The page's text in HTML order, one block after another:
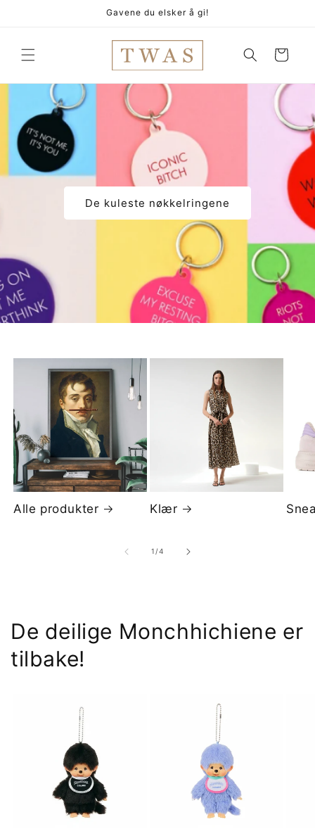
Gavene du elsker å gi!
Handlekurv
De kuleste nøkkelringene
Alle produkter Klær
1 /av
4
De deilige Monchhichiene er
tilbake!